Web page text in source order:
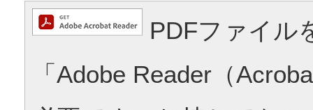
PDFファイル
「Adobe Reader（